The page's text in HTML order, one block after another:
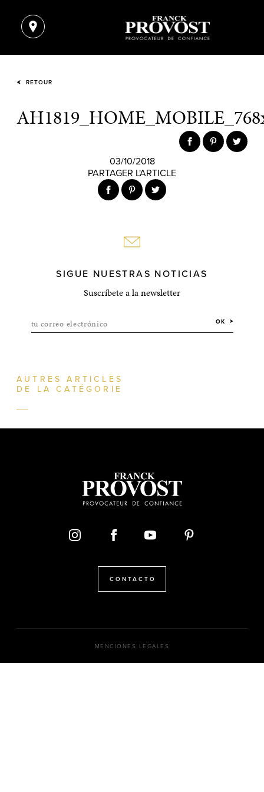
RETOUR
03/10/2018
PARTAGER L'ARTICLE
SIGUE NUESTRAS NOTICIAS
Suscríbete a la newsletter
tu correo electrónico OK
AUTRES ARTICLES
DE LA CATÉGORIE
CONTACTO
MENCIONES LEGALES